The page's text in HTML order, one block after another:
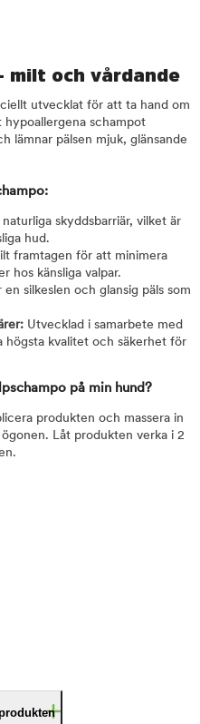
milt och vårdande
utvecklat för att ta hand om
hypoallergena schampot
lämnar pälsen mjuk, glänsande
skyddsbarriär, vilket är
hud.
framtagen för att minimera
hos känsliga valpar.
en silkeslen och glansig päls som
Utvecklad i samarbete med
högsta kvalitet och säkerhet för
på min hund?
produkten och massera in
Låt produkten verka i 2